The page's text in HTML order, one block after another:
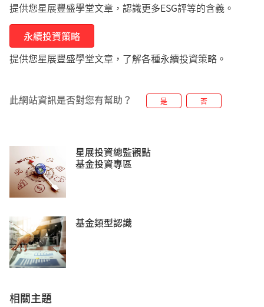
提供您星展豐盛學堂文章，認識更多ESG評等的含義。
永續投資策略
提供您星展豐盛學堂文章，了解各種永續投資策略。
此網站資訊是否對您有幫助？ 是 否
星展投資總監觀點
基金投資專區
基金類型認識
相關主題